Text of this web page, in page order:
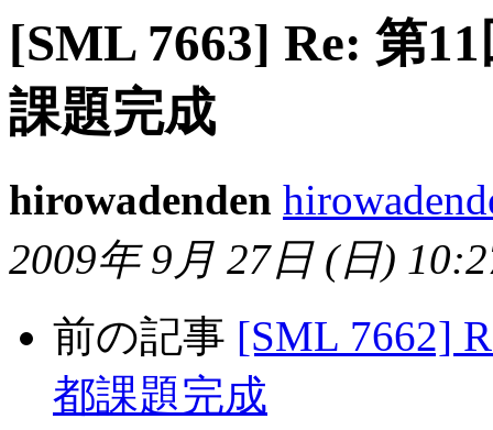
[SML 7663] Re: 第
課題完成
hirowadenden
2009年 9月 27日 (日)
前の記事 [SML 7662]
都課題完成